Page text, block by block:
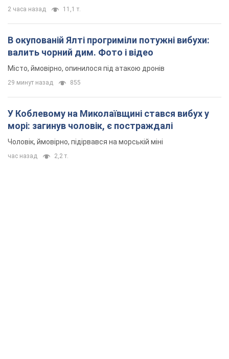
2 часа назад 11,1 т.
В окупованій Ялті прогриміли потужні вибухи:
валить чорний дим. Фото і відео
Місто, ймовірно, опинилося під атакою дронів
29 минут назад 855
У Коблевому на Миколаївщині стався вибух у
морі: загинув чоловік, є постраждалі
Чоловік, ймовірно, підірвався на морській міні
час назад 2,2 т.